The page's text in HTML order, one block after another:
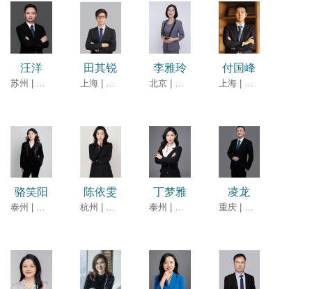
汪洋 田其锐 李雅玲 付国峰
骆笑阳
泰州 | 律师
陈依雯
杭州 | 律师
丁梦雅
泰州 | 律师
凌龙
重庆 | 律师